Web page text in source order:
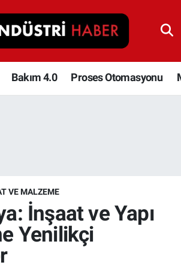
Bakım 4.0 Proses Otomasyonu
VE MALZEME
İnşaat ve Yapı
Yenilikçi